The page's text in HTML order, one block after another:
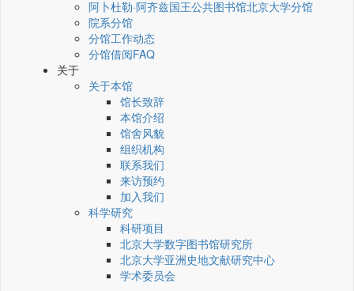
阿卜杜勒·阿齐兹国王公共图书馆北京大学分馆
院系分馆
分馆工作动态
分馆借阅FAQ
关于
关于本馆
馆长致辞
本馆介绍
馆舍风貌
组织机构
联系我们
来访预约
加入我们
科学研究
科研项目
北京大学数字图书馆研究所
北京大学亚洲史地文献研究中心
学术委员会